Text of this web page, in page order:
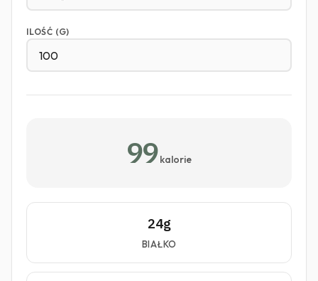
ILOŚĆ (G)
99 kalorie
24g
BIAŁKO